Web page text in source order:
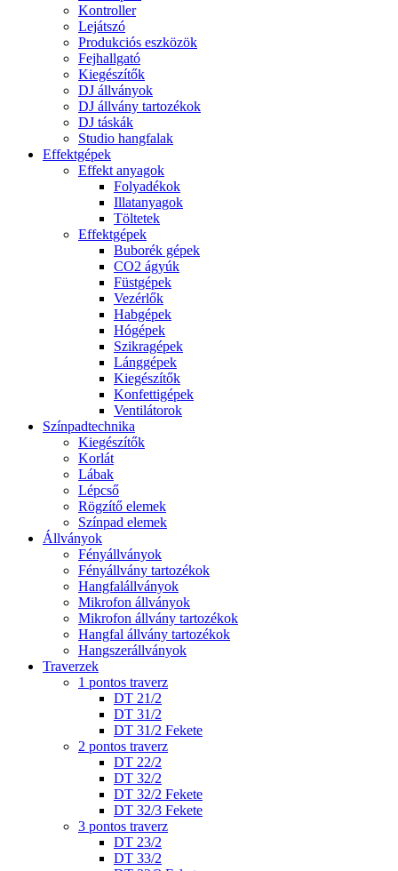
Kontroller
Lejátszó
Produkciós eszközök
Fejhallgató
Kiegészítők
DJ állványok
DJ állvány tartozékok
DJ táskák
Studio hangfalak
Effektgépek
Effekt anyagok
Folyadékok
Illatanyagok
Töltetek
Effektgépek
Buborék gépek
CO2 ágyúk
Füstgépek
Vezérlők
Habgépek
Hógépek
Szikragépek
Lánggépek
Kiegészítők
Konfettigépek
Ventilátorok
Színpadtechnika
Kiegészítők
Korlát
Lábak
Lépcső
Rögzítő elemek
Színpad elemek
Állványok
Fényállványok
Fényállvány tartozékok
Hangfalállványok
Mikrofon állványok
Mikrofon állvány tartozékok
Hangfal állvány tartozékok
Hangszerállványok
Traverzek
1 pontos traverz
DT 21/2
DT 31/2
DT 31/2 Fekete
2 pontos traverz
DT 22/2
DT 32/2
DT 32/2 Fekete
DT 32/3 Fekete
3 pontos traverz
DT 23/2
DT 33/2